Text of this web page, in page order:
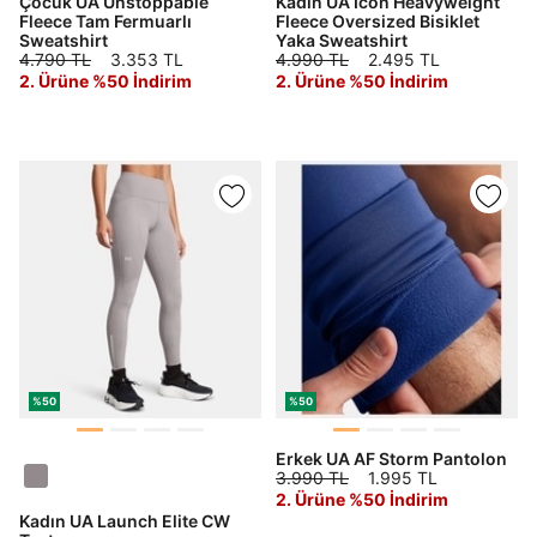
Fleece Tam Fermuarlı
Sweatshirt
4.790 TL
3.353 TL
2. Ürüne %50 İndirim
Fleece Oversized Bisiklet
Yaka Sweatshirt
4.990 TL
2.495 TL
2. Ürüne %50 İndirim
%50
Kadın UA Launch Elite CW
%50
Erkek UA AF Storm Pantolon
3.990 TL
1.995 TL
2. Ürüne %50 İndirim
Kimlik, iletişim ve müşteri işlem verilerimin alınan
internet sitesi altyapı hizmetlerinin sunucularının yurt
dışında bulunması sebebiyle yurt dışında mukim
Amazon Inc. ve Google LLC. ile paylaşılmasını kabul
ediyorum.